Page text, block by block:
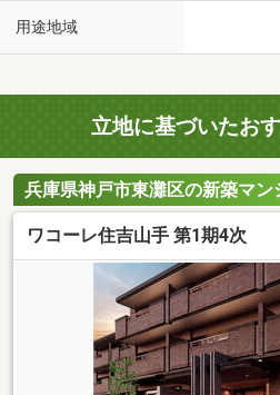
用途地域
立地に基づいたお
兵庫県神戸市東灘区の新築マン
ワコーレ住吉山手 第1期4次